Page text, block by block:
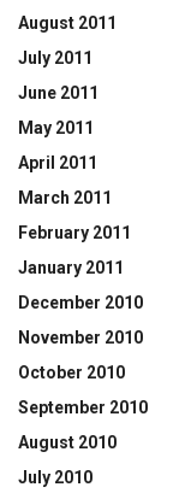
August 2011
July 2011
June 2011
May 2011
April 2011
March 2011
February 2011
January 2011
December 2010
November 2010
October 2010
September 2010
August 2010
July 2010